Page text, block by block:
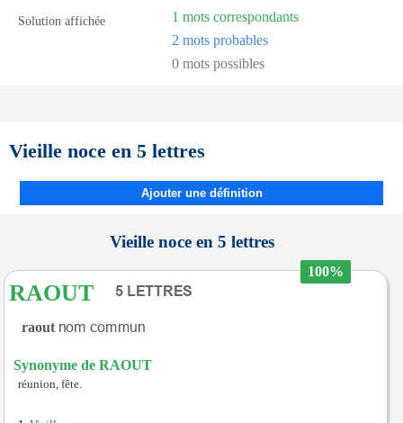
Solution affichée
1 mots correspondants
2 mots probables
0 mots possibles
Vieille noce en 5 lettres
Ajouter une définition
Vieille noce en 5 lettres
100%
RAOUT
raout
Synonyme de RAOUT
réunion, fête.